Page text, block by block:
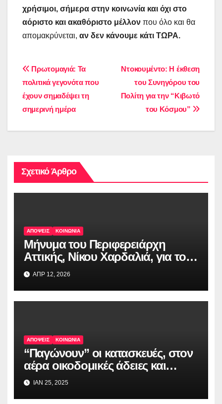
χρήσιμοι, σήμερα στην κοινωνία και όχι στο
αόριστο και ακαθόριστο μέλλον που όλο και θα
απομακρύνεται, αν δεν κάνουμε κάτι ΤΩΡΑ.
Πλοήγηση
άρθρων
Ντοκουμέντο: Η έκθεση
του Συνηγόρου του
Πολίτη για την “Κιβωτό
του Κόσμου”
Πρωτομαγιά: Τα
πολιτικά γεγονότα που
έχουν σημαδέψει τη
σημερινή ημέρα
Σχετικό Άρθρο
ΑΠΟΨΕΙΣ ΚΟΙΝΩΝΙΑ
Μήνυμα του Περιφερειάρχη
Αττικής, Νίκου Χαρδαλιά, για το
Πάσχα
ΑΠΡ 12, 2026
ΑΠΟΨΕΙΣ ΚΟΙΝΩΝΙΑ
“Παγώνουν” οι κατασκευές, στον
αέρα οικοδομικές άδειες και
κίνδυνος για mega επενδύσεις
ΙΑΝ 25, 2025